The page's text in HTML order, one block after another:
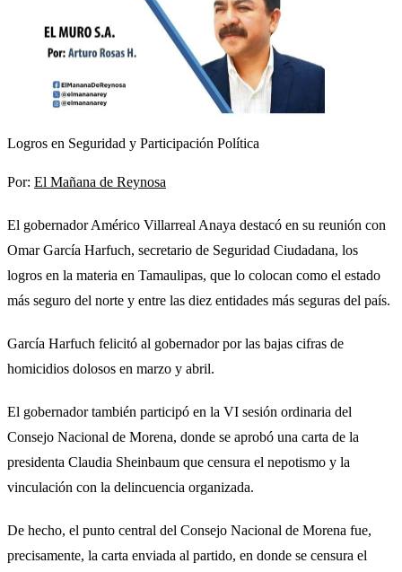
Logros en Seguridad y Participación Política
Por: El Mañana de Reynosa
El gobernador Américo Villarreal Anaya destacó en su reunión con
Omar García Harfuch, secretario de Seguridad Ciudadana, los
logros en la materia en Tamaulipas, que lo colocan como el estado
más seguro del norte y entre las diez entidades más seguras del país.
García Harfuch felicitó al gobernador por las bajas cifras de
homicidios dolosos en marzo y abril.
El gobernador también participó en la VI sesión ordinaria del
Consejo Nacional de Morena, donde se aprobó una carta de la
presidenta Claudia Sheinbaum que censura el nepotismo y la
vinculación con la delincuencia organizada.
De hecho, el punto central del Consejo Nacional de Morena fue,
precisamente, la carta enviada al partido, en donde se censura el